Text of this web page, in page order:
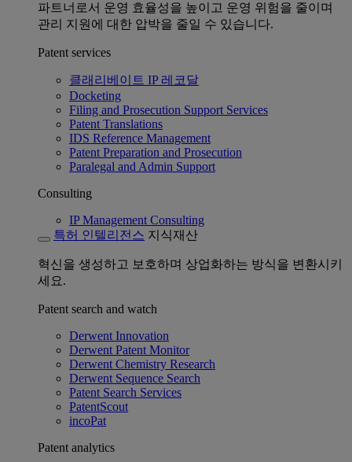
파트너로서 운영 효율성을 높이고 운영 위험을 줄이며
관리 지원에 대한 압박을 줄일 수 있습니다.
Patent services
클래리베이트 IP 레코달
Docketing
Filing and Prosecution Support Services
Patent Translations
IDS Reference Management
Patent Preparation and Prosecution
Paralegal and Admin Support
Consulting
IP Management Consulting
특허 인텔리전스 지식재산
혁신을 생성하고 보호하며 상업화하는 방식을 변환시키
세요.
Patent search and watch
Derwent Innovation
Derwent Patent Monitor
Derwent Chemistry Research
Derwent Sequence Search
Patent Search Services
PatentScout
incoPat
Patent analytics